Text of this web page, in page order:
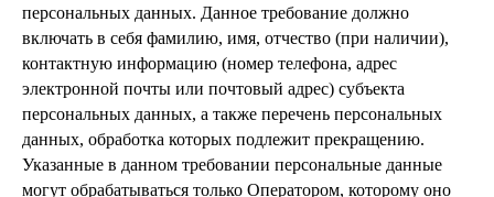
персональных данных. Данное требование должно
включать в себя фамилию, имя, отчество (при наличии),
контактную информацию (номер телефона, адрес
электронной почты или почтовый адрес) субъекта
персональных данных, а также перечень персональных
данных, обработка которых подлежит прекращению.
Указанные в данном требовании персональные данные
могут обрабатываться только Оператором, которому оно